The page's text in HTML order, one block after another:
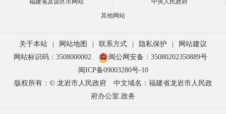
和大家进行沟通交
流，也感谢大家对劳
动人事争议调解仲裁
其他网站
关于本站 网站地图 联系方式 隐私保护
网站建议
网站标识码：3508000002
闽公网安备：35080202350889号
闽ICP备09003280号-10
版权所有：© 龙岩市人民政府
中文域名：福建省龙岩市人民政
府办公室.政务